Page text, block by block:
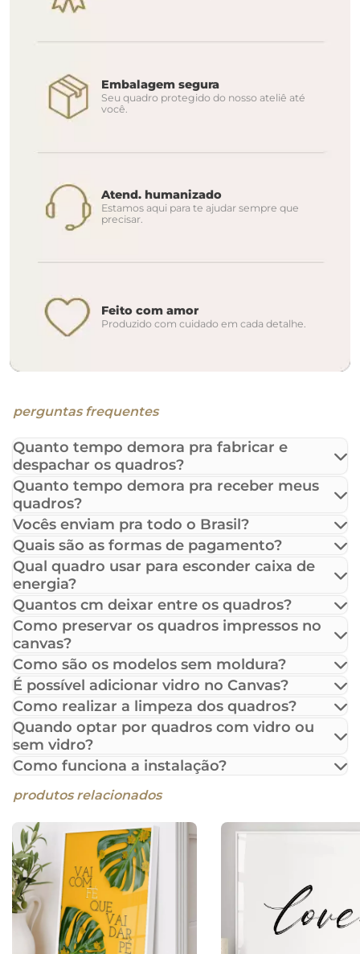
Embalagem segura
Seu quadro protegido do nosso ateliê até
você.
Atend. humanizado
Estamos aqui para te ajudar sempre que
precisar.
Feito com amor
Produzido com cuidado em cada detalhe.
perguntas frequentes
Quanto tempo demora pra fabricar e
despachar os quadros?
Quanto tempo demora pra receber meus
quadros?
Vocês enviam pra todo o Brasil?
Quais são as formas de pagamento?
Qual quadro usar para esconder caixa de
energia?
Quantos cm deixar entre os quadros?
Como preservar os quadros impressos no
canvas?
Como são os modelos sem moldura?
É possível adicionar vidro no Canvas?
Como realizar a limpeza dos quadros?
Quando optar por quadros com vidro ou
sem vidro?
Como funciona a instalação?
produtos relacionados